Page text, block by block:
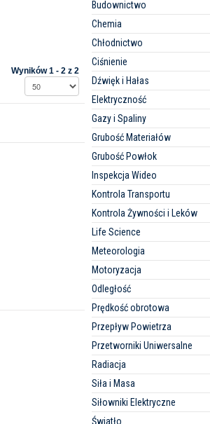
Wyników 1 - 2 z 2
Budownictwo
Chemia
Chłodnictwo
Ciśnienie
Dźwięk i Hałas
Elektryczność
Gazy i Spaliny
Grubość Materiałów
Grubość Powłok
Inspekcja Wideo
Kontrola Transportu
Kontrola Żywności i Leków
Life Science
Meteorologia
Motoryzacja
Odległość
Prędkość obrotowa
Przepływ Powietrza
Przetworniki Uniwersalne
Radiacja
Siła i Masa
Siłowniki Elektryczne
Światło